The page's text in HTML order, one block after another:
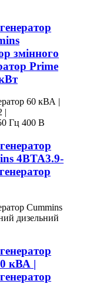
змінного
Prime
4BTA3.9-
кВА |